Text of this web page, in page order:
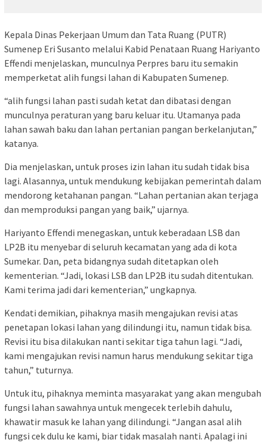
Kepala Dinas Pekerjaan Umum dan Tata Ruang (PUTR)
Sumenep Eri Susanto melalui Kabid Penataan Ruang Hariyanto
Effendi menjelaskan, munculnya Perpres baru itu semakin
memperketat alih fungsi lahan di Kabupaten Sumenep.
“alih fungsi lahan pasti sudah ketat dan dibatasi dengan
munculnya peraturan yang baru keluar itu. Utamanya pada
lahan sawah baku dan lahan pertanian pangan berkelanjutan,”
katanya.
Dia menjelaskan, untuk proses izin lahan itu sudah tidak bisa
lagi. Alasannya, untuk mendukung kebijakan pemerintah dalam
mendorong ketahanan pangan. “Lahan pertanian akan terjaga
dan memproduksi pangan yang baik,” ujarnya.
Hariyanto Effendi menegaskan, untuk keberadaan LSB dan
LP2B itu menyebar di seluruh kecamatan yang ada di kota
Sumekar. Dan, peta bidangnya sudah ditetapkan oleh
kementerian. “Jadi, lokasi LSB dan LP2B itu sudah ditentukan.
Kami terima jadi dari kementerian,” ungkapnya.
Kendati demikian, pihaknya masih mengajukan revisi atas
penetapan lokasi lahan yang dilindungi itu, namun tidak bisa.
Revisi itu bisa dilakukan nanti sekitar tiga tahun lagi. “Jadi,
kami mengajukan revisi namun harus mendukung sekitar tiga
tahun,” tuturnya.
Untuk itu, pihaknya meminta masyarakat yang akan mengubah
fungsi lahan sawahnya untuk mengecek terlebih dahulu,
khawatir masuk ke lahan yang dilindungi. “Jangan asal alih
fungsi cek dulu ke kami, biar tidak masalah nanti. Apalagi ini